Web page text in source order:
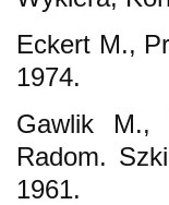
Eckert M.,
1974.
Gawlik M.,
Radom.
1961.